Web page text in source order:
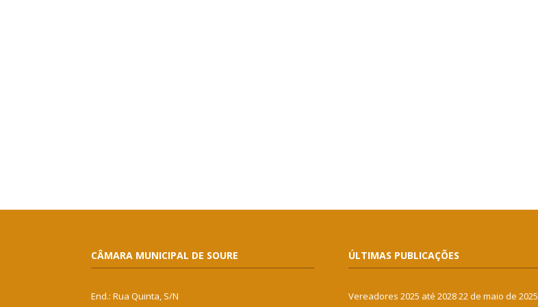
CÂMARA MUNICIPAL DE SOURE
End.: Rua Quinta, S/N
ÚLTIMAS PUBLICAÇÕES
Vereadores 2025 até 202822 de maio de 2025